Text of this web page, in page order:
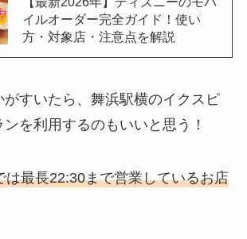
イルオーダー完全ガイド！使い
方・対象店・注意点を解説
すいたら、舞浜駅横のイクスピ
を利用するのもいいと思う！
は最長22:30まで営業しているお店